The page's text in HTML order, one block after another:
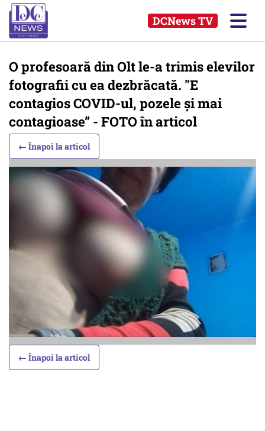
DCNews TV
O profesoară din Olt le-a trimis elevilor
fotografii cu ea dezbrăcată. "E
contagios COVID-ul, pozele şi mai
contagioase” - FOTO în articol
← Înapoi la articol
← Înapoi la articol